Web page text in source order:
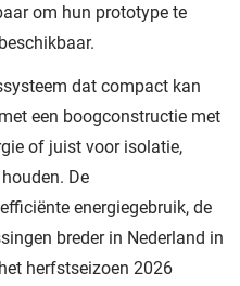
om hun prototype te
dat compact kan
een boogconstructie met
of juist voor isolatie,
De
energiegebruik, de
breder in Nederland in
herfstseizoen 2026